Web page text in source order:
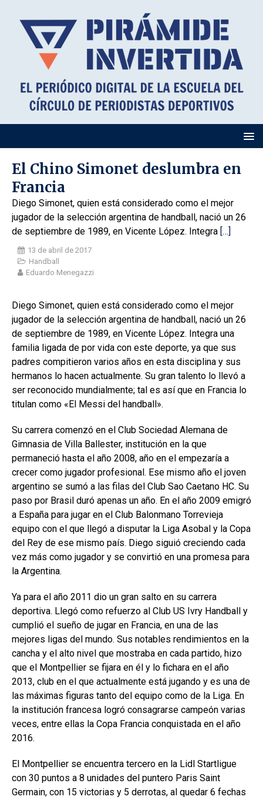
El Chino Simonet deslumbra en
Francia
Diego Simonet, quien está considerado como el mejor
jugador de la selección argentina de handball, nació un 26
de septiembre de 1989, en Vicente López. Integra […]
13 de abril de 2017
Handball
Eduardo Menegazzi
Diego Simonet, quien está considerado como el mejor
jugador de la selección argentina de handball, nació un 26
de septiembre de 1989, en Vicente López. Integra una
familia ligada de por vida con este deporte, ya que sus
padres compitieron varios años en esta disciplina y sus
hermanos lo hacen actualmente. Su gran talento lo llevó a
ser reconocido mundialmente; tal es así que en Francia lo
titulan como «El Messi del handball».
Su carrera comenzó en el Club Sociedad Alemana de
Gimnasia de Villa Ballester, institución en la que
permaneció hasta el año 2008, año en el empezaría a
crecer como jugador profesional. Ese mismo año el joven
argentino se sumó a las filas del Club Sao Caetano HC. Su
paso por Brasil duró apenas un año. En el año 2009 emigró
a España para jugar en el Club Balonmano Torrevieja
equipo con el que llegó a disputar la Liga Asobal y la Copa
del Rey de ese mismo país. Diego siguió creciendo cada
vez más como jugador y se convirtió en una promesa para
la Argentina.
Ya para el año 2011 dio un gran salto en su carrera
deportiva. Llegó como refuerzo al Club US Ivry Handball y
cumplió el sueño de jugar en Francia, en una de las
mejores ligas del mundo. Sus notables rendimientos en la
cancha y el alto nivel que mostraba en cada partido, hizo
que el Montpellier se fijara en él y lo fichara en el año
2013, club en el que actualmente está jugando y es una de
las máximas figuras tanto del equipo como de la Liga. En
la institución francesa logró consagrarse campeón varias
veces, entre ellas la Copa Francia conquistada en el año
2016.
El Montpellier se encuentra tercero en la Lidl Startligue
con 30 puntos a 8 unidades del puntero Paris Saint
Germain, con 15 victorias y 5 derrotas, al quedar 6 fechas